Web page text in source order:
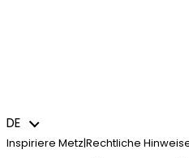
DE
Inspiriere Metz|Rechtliche